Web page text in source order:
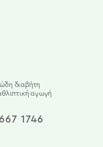
διαβήτη
αγωγή
1746